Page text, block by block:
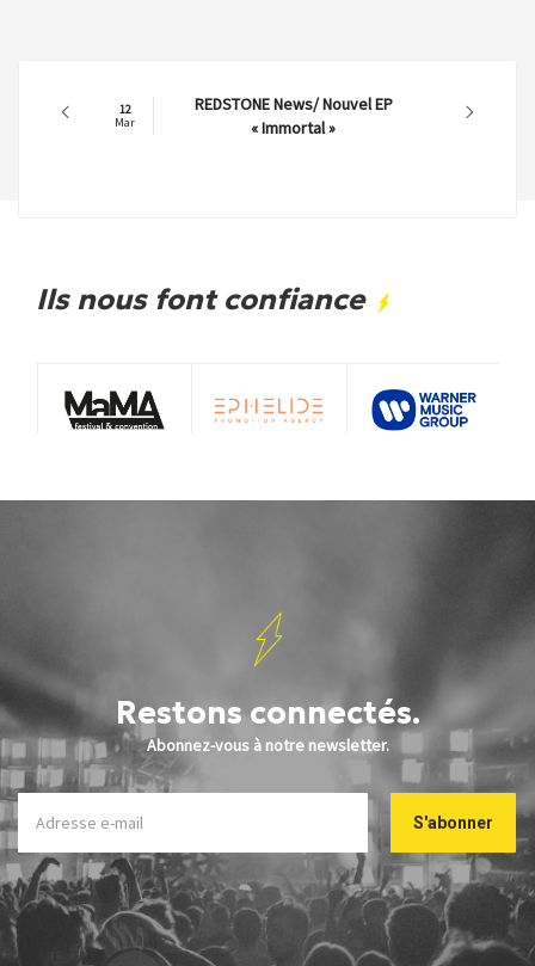
12
Mar
REDSTONE News/ Nouvel EP
« Immortal »
Ils nous font confiance
Restons connectés.
Abonnez-vous à notre newsletter.